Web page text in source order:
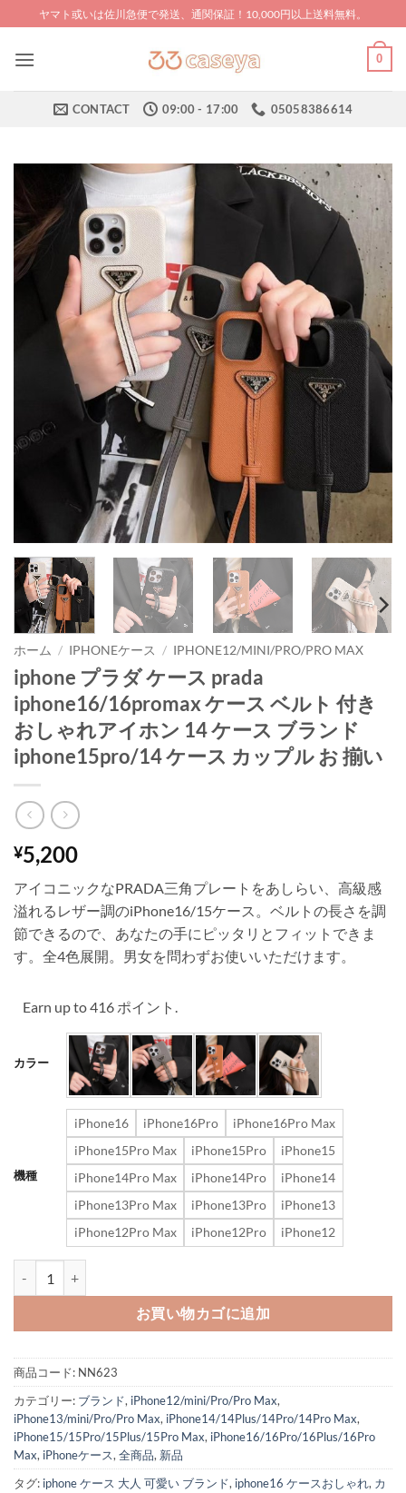
to
content
ヤマト或いは佐川急便で発送、通関保証！10,000円以上送料無料。
0
CONTACT 09:00 - 17:00 05058386614
ホーム / IPHONEケース / IPHONE12/MINI/PRO/PRO MAX
iphone プラダ ケース prada
iphone16/16promax ケース ベルト 付き
おしゃれアイホン 14 ケース ブランド
iphone15pro/14 ケース カップル お 揃い
¥5,200
アイコニックなPRADA三角プレートをあしらい、高級感
溢れるレザー調のiPhone16/15ケース。ベルトの長さを調
節できるので、あなたの手にピッタリとフィットできま
す。全4色展開。男女を問わずお使いいただけます。
Earn up to 416 ポイント.
カラー
機種
iPhone16 iPhone16Pro
iPhone16Pro Max
iPhone15Pro Max
iPhone15Pro
iPhone15
iPhone14Pro Max
iPhone14Pro
iPhone14
iPhone13Pro Max
iPhone13Pro
iPhone13
iPhone12Pro Max
iPhone12Pro iPhone12
お買い物カゴに追加
商品コード: NN623
カテゴリー: ブランド, iPhone12/mini/Pro/Pro Max,
iPhone13/mini/Pro/Pro Max, iPhone14/14Plus/14Pro/14Pro Max,
iPhone15/15Pro/15Plus/15Pro Max, iPhone16/16Pro/16Plus/16Pro
Max, iPhoneケース, 全商品, 新品
タグ: iphone ケース 大人 可愛い ブランド, iphone16 ケースおしゃれ, カ